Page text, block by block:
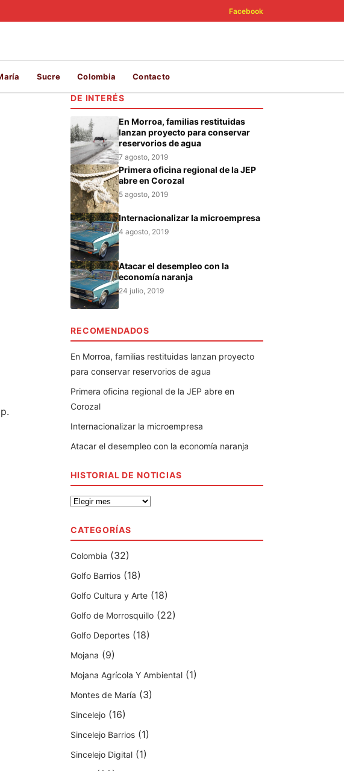
Facebook
Sucre Colombia Contacto
DE INTERÉS
En Morroa, familias restituidas
lanzan proyecto para conservar
reservorios de agua
7 agosto, 2019
Primera oficina regional de la JEP
abre en Corozal
5 agosto, 2019
Internacionalizar la microempresa
4 agosto, 2019
Atacar el desempleo con la
economía naranja
24 julio, 2019
RECOMENDADOS
En Morroa, familias restituidas lanzan proyecto
para conservar reservorios de agua
Primera oficina regional de la JEP abre en
Corozal
Internacionalizar la microempresa
Atacar el desempleo con la economía naranja
HISTORIAL DE NOTICIAS
CATEGORÍAS
Colombia (32)
Golfo Barrios (18)
Golfo Cultura y Arte (18)
Golfo de Morrosquillo (22)
Golfo Deportes (18)
Mojana (9)
Mojana Agrícola Y Ambiental (1)
Montes de María (3)
Sincelejo (16)
Sincelejo Barrios (1)
Sincelejo Digital (1)